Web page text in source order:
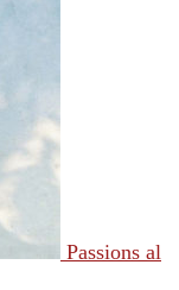
Passions al